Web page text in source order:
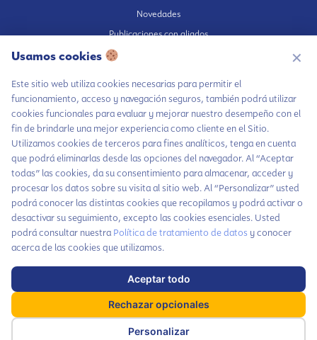
Haz parte de nuestra comunidad y no te
pierdas todas las novedades que tenemos
cada mes para ti
Suscríbete aquí
Chatea con LiA
Novedades
Publicaciones con aliados
Fundación en medios
Escúchanos en Spotify
Autorización de tratamiento de datos
Aviso Privacidad
Política tratamiento de datos
Política inversiones responsables y del Pilar Inversiones
Dirección: Carrera 63A # 5-28, Barrio Cañaveralejo. Cali, Colombia
Usamos cookies ✕
Este sitio web utiliza cookies necesarias para permitir el
funcionamiento, acceso y navegación seguros, también podrá utilizar
cookies funcionales para evaluar y mejorar nuestro desempeño con el
fin de brindarle una mejor experiencia como cliente en el Sitio.
Utilizamos cookies de terceros para fines analíticos, tenga en cuenta
que podrá eliminarlas desde las opciones del navegador. Al “Aceptar
todas” las cookies, da su consentimiento para almacenar, acceder y
procesar los datos sobre su visita al sitio web. Al “Personalizar” usted
podrá conocer las distintas cookies que recopilamos y podrá activar o
desactivar su seguimiento, excepto las cookies esenciales. Usted
podrá consultar nuestra Política de tratamiento de datos y conocer
acerca de las cookies que utilizamos.
Aceptar todo
Rechazar opcionales
Personalizar